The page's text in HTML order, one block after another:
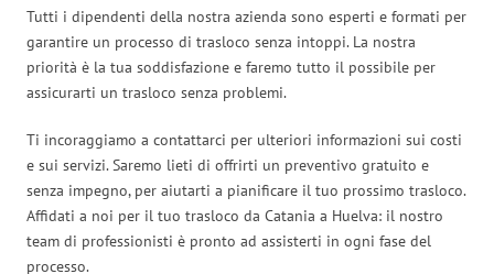
Tutti i dipendenti della nostra azienda sono esperti e formati per
garantire un processo di trasloco senza intoppi. La nostra
priorità è la tua soddisfazione e faremo tutto il possibile per
assicurarti un trasloco senza problemi.
Ti incoraggiamo a contattarci per ulteriori informazioni sui costi
e sui servizi. Saremo lieti di offrirti un preventivo gratuito e
senza impegno, per aiutarti a pianificare il tuo prossimo trasloco.
Affidati a noi per il tuo trasloco da Catania a Huelva: il nostro
team di professionisti è pronto ad assisterti in ogni fase del
processo.